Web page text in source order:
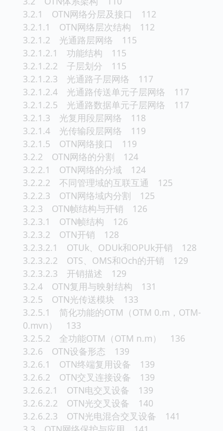
3.2.1 OTN网络分层及接口 112
3.2.1.1 OTN网络层次结构 112
3.2.1.2 光通路层网络 115
3.2.1.2.1 功能结构 115
3.2.1.2.2 子层划分 115
3.2.1.2.3 光通路子层网络 117
3.2.1.2.4 光通路传送单元子层网络 117
3.2.1.2.5 光通路数据单元子层网络 117
3.2.1.3 光复用段层网络 118
3.2.1.4 光传输段层网络 119
3.2.1.5 OTN网络接口 119
3.2.2 OTN网络的分割 124
3.2.2.1 OTN网络的分域 124
3.2.2.2 不同管理域的互联互通 125
3.2.2.3 OTN网络域内分割 125
3.2.3 OTN帧结构与开销 126
3.2.3.1 OTN帧结构 126
3.2.3.2 OTN开销 128
3.2.3.2.1 OTUk、ODUk和OPUk开销 128
3.2.3.2.2 OTS、OMS和Och的开销 129
3.2.3.2.3 开销描述 129
3.2.4 OTN复用与映射结构 131
3.2.5 OTN光传送模块 133
3.2.5.1 简化功能的OTM（OTM 0.m，OTM-
0.mvn） 133
3.2.5.2 全功能OTM（OTM n.m） 136
3.2.6 OTN设备形态 139
3.2.6.1 OTN终端复用设备 139
3.2.6.2 OTN交叉连接设备 139
3.2.6.2.1 OTN电交叉设备 139
3.2.6.2.2 OTN光交叉设备 140
3.2.6.2.3 OTN光电混合交叉设备 141